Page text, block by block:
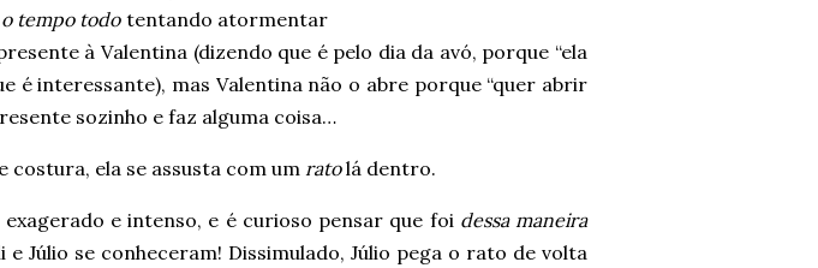
o tempo todotentando atormentar
à Valentina (dizendo que é pelo dia da avó, porque “ela
é interessante), mas Valentina não o abre porque “quer abrir
sozinho e faz alguma coisa…
costura, ela se assusta com um ratolá dentro.
exagerado e intenso, e é curioso pensar que foi dessa maneira
e Júlio se conheceram! Dissimulado, Júlio pega o rato de volta